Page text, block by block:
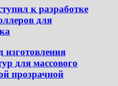
к разработке
для
изготовления
для массового
прозрачной